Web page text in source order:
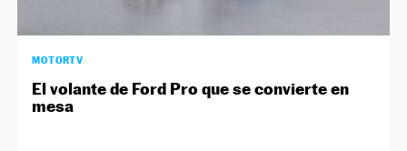
MOTORTV
El volante de Ford Pro que se convierte en
mesa